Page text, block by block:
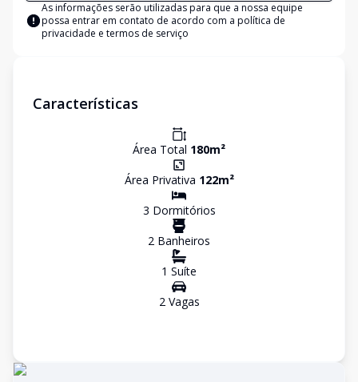
As informações serão utilizadas para que a nossa equipe
possa entrar em contato de acordo com a política de
privacidade e termos de serviço
Características
Área Total 180m²
Área Privativa 122m²
3 Dormitórios
2 Banheiros
1 Suíte
2Vagas